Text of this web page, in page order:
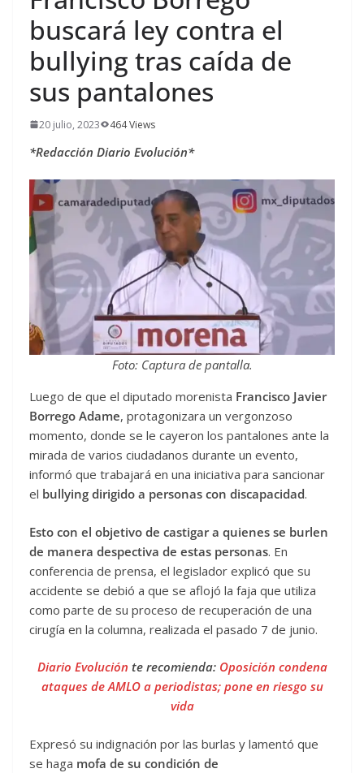
buscará ley contra el
bullying tras caída de
sus pantalones
20 julio, 2023 464 Views
*Redacción Diario Evolución*
Foto: Captura de pantalla.
Luego de que el diputado morenista Francisco Javier
Borrego Adame, protagonizara un vergonzoso
momento, donde se le cayeron los pantalones ante la
mirada de varios ciudadanos durante un evento,
informó que trabajará en una iniciativa para sancionar
el bullying dirigido a personas con discapacidad.
Esto con el objetivo de castigar a quienes se burlen
de manera despectiva de estas personas. En
conferencia de prensa, el legislador explicó que su
accidente se debió a que se aflojó la faja que utiliza
como parte de su proceso de recuperación de una
cirugía en la columna, realizada el pasado 7 de junio.
Diario Evolución te recomienda: Oposición condena
ataques de AMLO a periodistas; pone en riesgo su
vida
Expresó su indignación por las burlas y lamentó que
se haga mofa de su condición de